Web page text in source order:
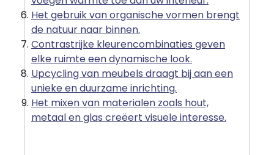
Het gebruik van organische vormen brengt
de natuur naar binnen.
Contrastrijke kleurencombinaties geven
elke ruimte een dynamische look.
Upcycling van meubels draagt bij aan een
unieke en duurzame inrichting.
Het mixen van materialen zoals hout,
metaal en glas creëert visuele interesse.